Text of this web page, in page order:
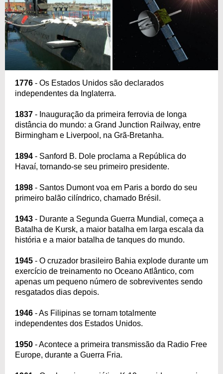
1776 - Os Estados Unidos são declarados
independentes da Inglaterra.
1837 - Inauguração da primeira ferrovia de longa
distância do mundo: a Grand Junction Railway, entre
Birmingham e Liverpool, na Grã-Bretanha.
1894 - Sanford B. Dole proclama a República do
Havaí, tornando-se seu primeiro presidente.
1898 - Santos Dumont voa em Paris a bordo do seu
primeiro balão cilíndrico, chamado Brésil.
1943 - Durante a Segunda Guerra Mundial, começa a
Batalha de Kursk, a maior batalha em larga escala da
história e a maior batalha de tanques do mundo.
1945 - O cruzador brasileiro Bahia explode durante um
exercício de treinamento no Oceano Atlântico, com
apenas um pequeno número de sobreviventes sendo
resgatados dias depois.
1946 - As Filipinas se tornam totalmente
independentes dos Estados Unidos.
1950 - Acontece a primeira transmissão da Radio Free
Europe, durante a Guerra Fria.